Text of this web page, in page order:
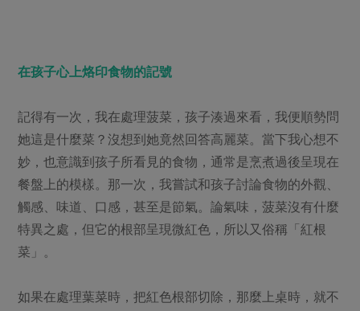
在孩子心上烙印食物的記號
記得有一次，我在處理菠菜，孩子湊過來看，我便順勢問
她這是什麼菜？沒想到她竟然回答高麗菜。當下我心想不
妙，也意識到孩子所看見的食物，通常是烹煮過後呈現在
餐盤上的模樣。那一次，我嘗試和孩子討論食物的外觀、
觸感、味道、口感，甚至是節氣。論氣味，菠菜沒有什麼
特異之處，但它的根部呈現微紅色，所以又俗稱「紅根
菜」。
如果在處理葉菜時，把紅色根部切除，那麼上桌時，就不